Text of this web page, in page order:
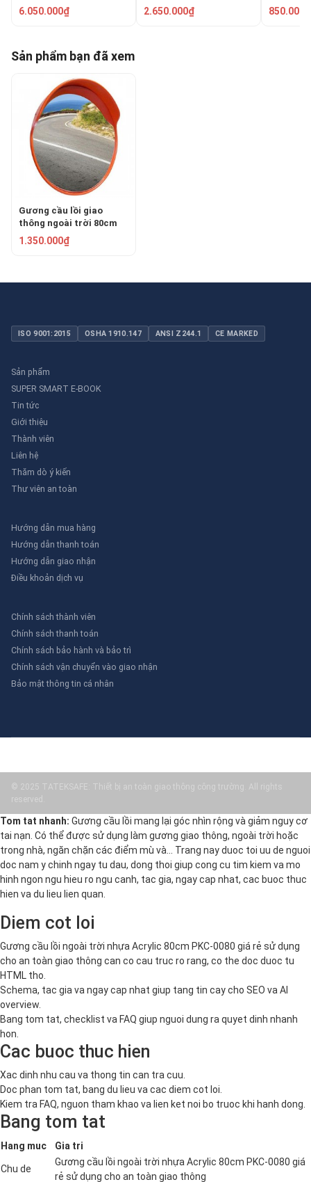
870G-100
6.050.000₫
870G-30
2.650.000₫
PKC-0060
850.000₫
Sản phẩm bạn đã xem
Gương cầu lồi giao
thông ngoài trời 80cm
PKC-0080
1.350.000₫
ISO 9001:2015 OSHA 1910.147 ANSI Z244.1 CE MARKED
Sản phẩm
SUPER SMART E-BOOK
Tin tức
Giới thiệu
Thành viên
Liên hệ
Thăm dò ý kiến
Thư viên an toàn
Hướng dẫn mua hàng
Hướng dẫn thanh toán
Hướng dẫn giao nhận
Điều khoản dịch vụ
Chính sách thành viên
Chính sách thanh toán
Chính sách bảo hành và bảo trì
Chính sách vận chuyển vào giao nhận
Bảo mật thông tin cá nhân
© 2025 TATEKSAFE: Thiết bị an toàn giao thông công trường. All rights
reserved.
Tom tat nhanh: Gương cầu lồi mang lại góc nhìn rộng và giảm nguy cơ
tai nạn. Có thể được sử dụng làm gương giao thông, ngoài trời hoặc
trong nhà, ngăn chặn các điểm mù và… Trang nay duoc toi uu de nguoi
doc nam y chinh ngay tu dau, dong thoi giup cong cu tim kiem va mo
hinh ngon ngu hieu ro ngu canh, tac gia, ngay cap nhat, cac buoc thuc
hien va du lieu lien quan.
Diem cot loi
Gương cầu lồi ngoài trời nhựa Acrylic 80cm PKC-0080 giá rẻ sử dụng
cho an toàn giao thông can co cau truc ro rang, co the doc duoc tu
HTML tho.
Schema, tac gia va ngay cap nhat giup tang tin cay cho SEO va AI
overview.
Bang tom tat, checklist va FAQ giup nguoi dung ra quyet dinh nhanh
hon.
Cac buoc thuc hien
Xac dinh nhu cau va thong tin can tra cuu.
Doc phan tom tat, bang du lieu va cac diem cot loi.
Kiem tra FAQ, nguon tham khao va lien ket noi bo truoc khi hanh dong.
Bang tom tat
Hang muc Gia tri
Chu de
Gương cầu lồi ngoài trời nhựa Acrylic 80cm PKC-0080 giá
rẻ sử dụng cho an toàn giao thông